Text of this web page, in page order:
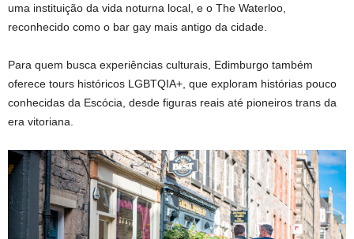
uma instituição da vida noturna local, e o The Waterloo,
reconhecido como o bar gay mais antigo da cidade.
Para quem busca experiências culturais, Edimburgo também
oferece tours históricos LGBTQIA+, que exploram histórias pouco
conhecidas da Escócia, desde figuras reais até pioneiros trans da
era vitoriana.